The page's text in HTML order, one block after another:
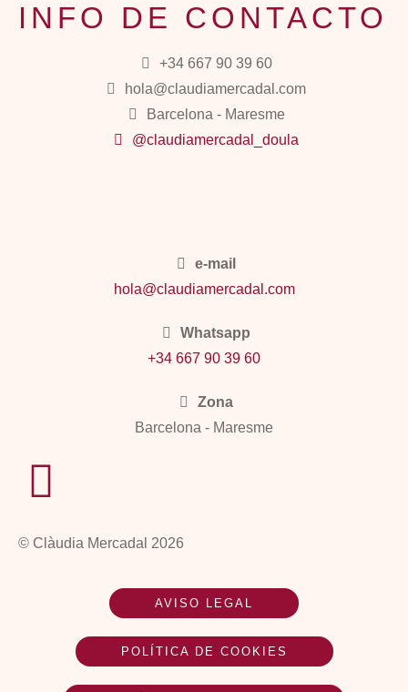
INFO DE CONTACTO
+34 667 90 39 60
hola@claudiamercadal.com
Barcelona - Maresme
@claudiamercadal_doula
e-mail
hola@claudiamercadal.com
Whatsapp
+34 667 90 39 60
Zona
Barcelona - Maresme
© Clàudia Mercadal 2026
AVISO LEGAL
POLÍTICA DE COOKIES